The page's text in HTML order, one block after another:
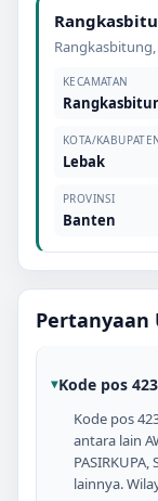
Rangkasbitung,
KECAMATAN
KOTA/
Lebak
PROVINSI
Banten
Pertanyaan
Kode pos
Kode pos
antara lain
lainnya.